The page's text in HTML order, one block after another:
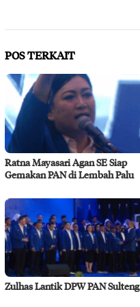
POS TERKAIT
Ratna Mayasari Agan SE Siap
Gemakan PAN di Lembah Palu
Zulhas Lantik DPW PAN Sulteng